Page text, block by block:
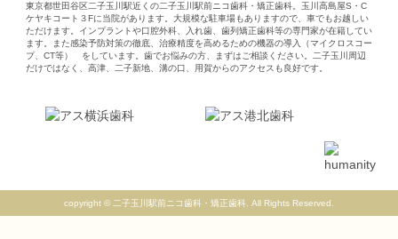
東京都世田谷区二子玉川駅近くの二子玉川駅前ニコ歯科・矯正歯科。玉川高島屋S・C
ケヤキコート３Fに当院があります。大規模な駐車場もありますので、車でもお越しい
ただけます。インプラントや口腔外科、入れ歯、歯列矯正歯科等の専門家が在籍してい
ます。また感染予防対策の徹底、治療精度を高めるための機器の導入（マイクロスコー
プ、CT等） をしています。歯でお悩みの方、まずはご相談ください。二子玉川周辺
だけではなく、高津、二子新地、溝の口、用賀からのアクセスも良好です。
copyright © 二子玉川駅前ニコ歯科・矯正歯科. All Rights Reserved.